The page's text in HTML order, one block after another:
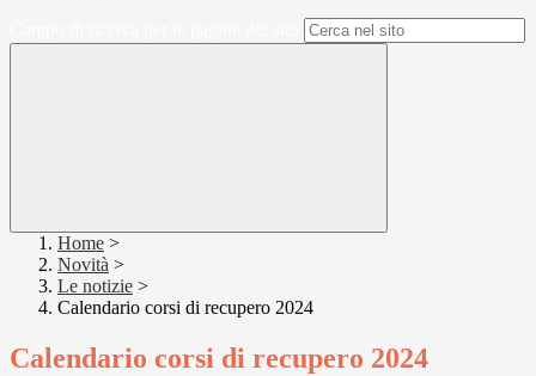
Home >
Novità >
Le notizie >
Calendario corsi di recupero 2024
Calendario corsi di recupero 2024